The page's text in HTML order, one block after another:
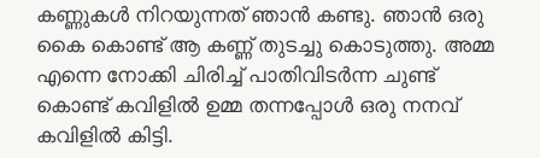
കണ്ണുകൾ നിറയുന്നത് ഞാൻ കണ്ടു. ഞാൻ ഒരു
കൈ കൊണ്ട് ആ കണ്ണ് തുടച്ചു കൊടുത്തു. അമ്മ
എന്നെ നോക്കി ചിരിച്ച് പാതിവിടർന്ന ചുണ്ട്
കൊണ്ട് കവിളിൽ ഉമ്മ തന്നപ്പോൾ ഒരു നനവ്
കവിളിൽ കിട്ടി.